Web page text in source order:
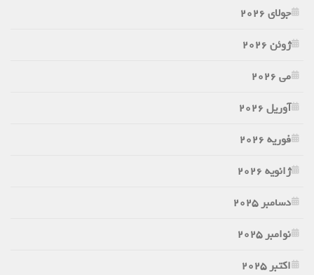
جولای 2026
ژوئن 2026
می 2026
آوریل 2026
فوریه 2026
ژانویه 2026
دسامبر 2025
نوامبر 2025
اکتبر 2025